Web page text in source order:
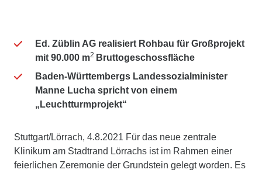
Ed. Züblin AG realisiert Rohbau für Großprojekt
mit 90.000 m2 Bruttogeschossfläche
Baden-Württembergs Landessozialminister
Manne Lucha spricht von einem
„Leuchtturmprojekt“
Stuttgart/Lörrach, 4.8.2021 Für das neue zentrale
Klinikum am Stadtrand Lörrachs ist im Rahmen einer
feierlichen Zeremonie der Grundstein gelegt worden. Es